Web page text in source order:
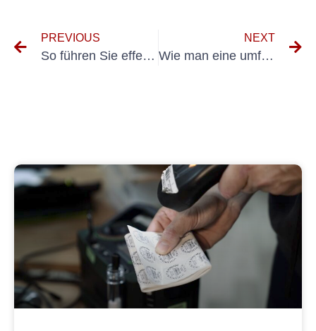
PREVIOUS
So führen Sie effektive Prüfungen ortsveränderlicher Inspektionen durch
NEXT
Wie man eine umfassende Gefährdungsbeurteilung für ortsveränderliche elektrische Betriebsmittel durchführt